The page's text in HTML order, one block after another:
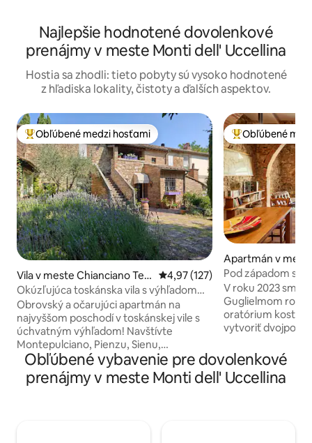
Najlepšie hodnotené dovolenkové
prenájmy v meste Monti dell' Uccellina
Hostia sa zhodli: tieto pobyty sú vysoko hodnotené
z hľadiska lokality, čistoty a ďalších aspektov.
Najobľúbenejšie medzi hosťami
Obľúbené medzi hosťami
Vila v meste Chianciano Ter
me
Priemerné ohodnotenie 4,97 z
4,97 (127)
Okúzľujúca toskánska vila s výhľadom
pre rodinu a priateľov
Obrovský a očarujúci apartmán na
najvyššom poschodí v toskánskej vile s
úchvatným výhľadom! Navštívte
Montepulciano, Pienzu, Sienu,
preskúmajte vidiek, vinice a termálne
pramene, turistiku alebo jazdu na e-
bicykli, prechádzky alebo jazdu autom!
Najobľúbenejšie
Obľúbené
Apartmán v
ulciano
Pod západom
V roku 2023 sme
Guglielmom
oratórium kostola
vytvoriť
klimatizáciou a 2
sprchou; dole je
izba so stereo
Obľúbené vybavenie pre dovolenkové
prenájmy v meste Monti dell' Uccellina